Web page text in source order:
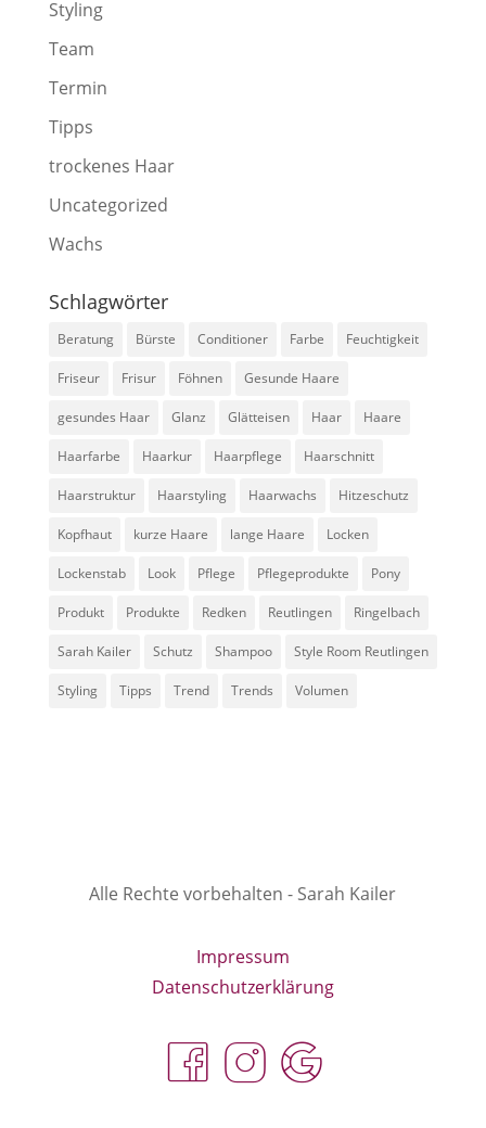
Styling
Team
Termin
Tipps
trockenes Haar
Uncategorized
Wachs
Schlagwörter
Beratung Bürste Conditioner Farbe Feuchtigkeit
Friseur Frisur Föhnen Gesunde Haare
gesundes Haar Glanz Glätteisen Haar Haare
Haarfarbe Haarkur Haarpflege Haarschnitt
Haarstruktur Haarstyling Haarwachs Hitzeschutz
Kopfhaut kurze Haare lange Haare Locken
Lockenstab Look Pflege Pflegeprodukte Pony
Produkt Produkte Redken Reutlingen Ringelbach
Sarah Kailer Schutz Shampoo Style Room Reutlingen
Styling Tipps Trend Trends Volumen
Alle Rechte vorbehalten - Sarah Kailer
Impressum
Datenschutzerklärung